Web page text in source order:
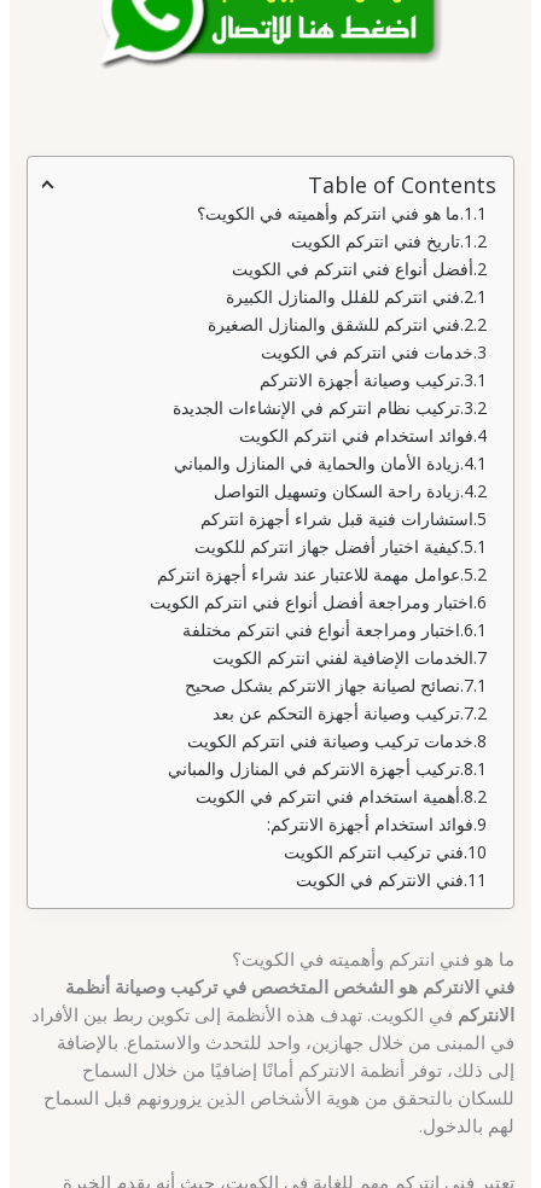
Table of Contents
ما هو فني انتركم وأهميته في الكويت؟
تاريخ فني انتركم الكويت
أفضل أنواع فني انتركم في الكويت
فني انتركم للفلل والمنازل الكبيرة
فني انتركم للشقق والمنازل الصغيرة
خدمات فني انتركم في الكويت
تركيب وصيانة أجهزة الانتركم
تركيب نظام انتركم في الإنشاءات الجديدة
فوائد استخدام فني انتركم الكويت
زيادة الأمان والحماية في المنازل والمباني
زيادة راحة السكان وتسهيل التواصل
استشارات فنية قبل شراء أجهزة انتركم
كيفية اختيار أفضل جهاز انتركم للكويت
عوامل مهمة للاعتبار عند شراء أجهزة انتركم
اختبار ومراجعة أفضل أنواع فني انتركم الكويت
اختبار ومراجعة أنواع فني انتركم مختلفة
الخدمات الإضافية لفني انتركم الكويت
نصائح لصيانة جهاز الانتركم بشكل صحيح
تركيب وصيانة أجهزة التحكم عن بعد
خدمات تركيب وصيانة فني انتركم الكويت
تركيب أجهزة الانتركم في المنازل والمباني
أهمية استخدام فني انتركم في الكويت
فوائد استخدام أجهزة الانتركم:
فني تركيب انتركم الكويت
فني الانتركم في الكويت
ما هو فني انتركم وأهميته في الكويت؟
فني الانتركم هو الشخص المتخصص في تركيب وصيانة أنظمة
الانتركم في الكويت. تهدف هذه الأنظمة إلى تكوين ربط بين الأفراد
في المبنى من خلال جهازين، واحد للتحدث والاستماع. بالإضافة
إلى ذلك، توفر أنظمة الانتركم أمانًا إضافيًا من خلال السماح
للسكان بالتحقق من هوية الأشخاص الذين يزورونهم قبل السماح
لهم بالدخول.
تعتبر فني انتركم مهم للغاية في الكويت، حيث أنه يقدم الخبرة